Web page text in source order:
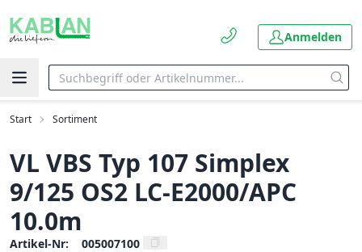
Anmelden
Start Sortiment
VL VBS Typ 107 Simplex
9/125 OS2 LC-E2000/APC
10.0m
Artikel-Nr: 005007100